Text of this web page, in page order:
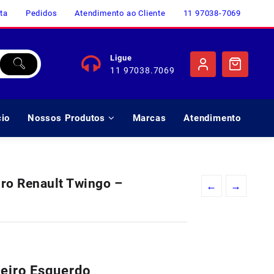
Pedidos Atendimento ao Cliente 11 97038-7069
Ligue
11 97038.7069
Nossos Produtos Marcas Atendimento
← →
Renault Twingo –
Esquerdo